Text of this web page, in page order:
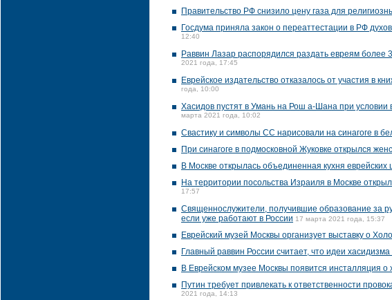
Правительство РФ снизило цену газа для
Госдума приняла закон о переаттестации в РФ
12:40
Раввин Лазар распорядился раздать евреям
2021 года, 17:45
Еврейское издательство отказалось от участия в
года, 10:00
Хасидов пустят в Умань на Рош а-Шана при
марта 2021 года, 10:02
Свастику и символы СС нарисовали на синагоге в
При синагоге в подмосковной Жуковке открылся
В Москве открылась объединенная кухня еврейских
На территории посольства Израиля в Москве
17:57
Священнослужители, получившие образование за
если уже работают в России 17 марта 2021 года, 15:37
Еврейский музей Москвы организует выставку о
Главный раввин России считает, что идеи
В Еврейском музее Москвы появится инсталляция о
Путин требует привлекать к ответственности
2021 года, 14:13